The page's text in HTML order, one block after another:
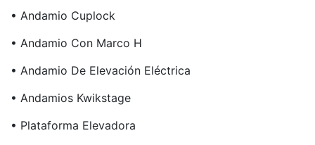
• Andamio Cuplock
• Andamio Con Marco H
• Andamio De Elevación Eléctrica
• Andamios Kwikstage
• Plataforma Elevadora